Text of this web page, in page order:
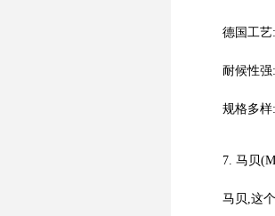
德国工艺
耐候性强
规格多样
7. 马贝
马贝,这